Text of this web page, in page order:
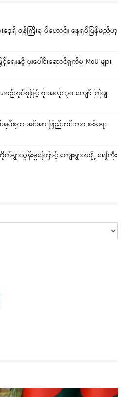
ေ့ရှ် ဝန်ကြီးချုပ်ဟောင်း နေရပ်ပြန်မည်ဟု
းနှင့် ပူးပေါင်းဆောင်ရွက်မှု MoU များ
အုပ်စုဖြင့် ဗုံးအလုံး ၃၀ ကျော် ကြဲချ
စ်အုပ်စုက အင်အားဖြည့်တင်းကာ စစ်ရေး
ရွာသွန်းမှုကြောင့် ကျေးရွာအချို့ ရေကြီး